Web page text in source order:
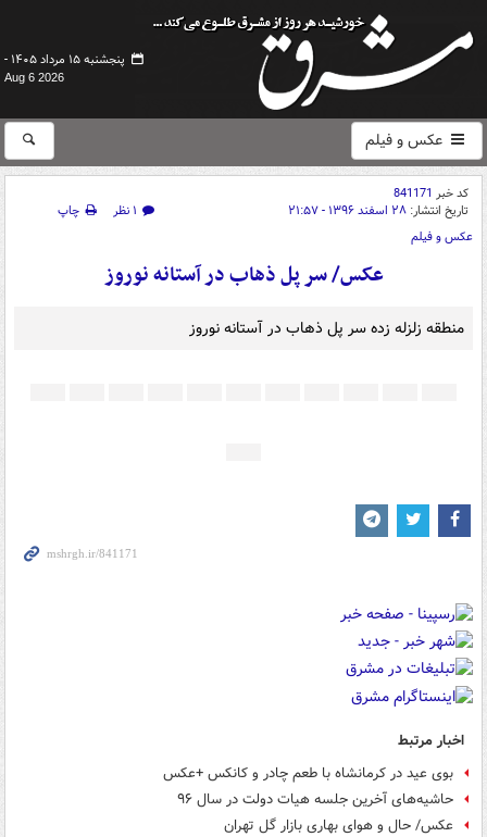
پنجشنبه ۱۵ مرداد ۱۴۰۵ -
Aug 6 2026
عکس و فیلم
کد خبر 841171
تاریخ انتشار: ۲۸ اسفند ۱۳۹۶ - ۲۱:۵۷ ۱ نظر
چاپ
عکس و فیلم
عکس/ سر پل ذهاب در آستانه نوروز
منطقه زلزله زده سر پل ذهاب در آستانه نوروز
اخبار مرتبط
بوی عید در کرمانشاه با طعم چادر و کانکس +عکس
حاشیه‌های آخرین جلسه هیات دولت در سال ۹۶
عکس/ حال و هوای بهاری بازار گل تهران